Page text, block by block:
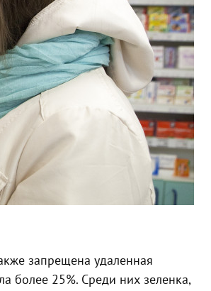
запрещена удаленная
более 25%. Среди них зеленка,